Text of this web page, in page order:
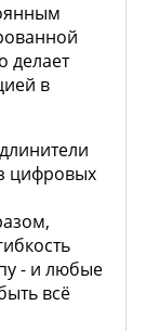
делает
в
цифровых
- и любые
всё